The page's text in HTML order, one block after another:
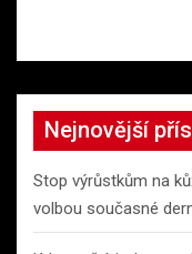
Nejnovější
Stop výrůstkům na
volbou současné